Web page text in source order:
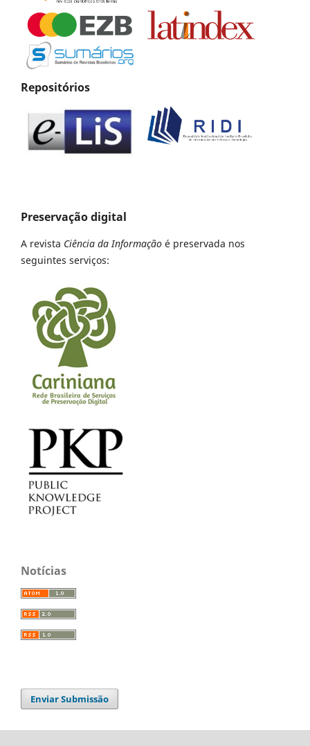
Repositórios
Preservação digital
A revista Ciência da Informação é preservada nos
seguintes serviços:
Notícias
Enviar Submissão